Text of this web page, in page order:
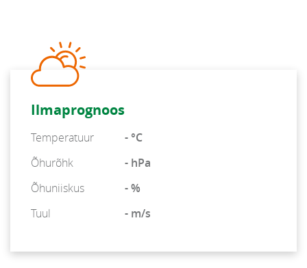
Ilmaprognoos
Temperatuur
- °C
Õhurõhk
- hPa
Õhuniiskus
- %
Tuul
- m/s